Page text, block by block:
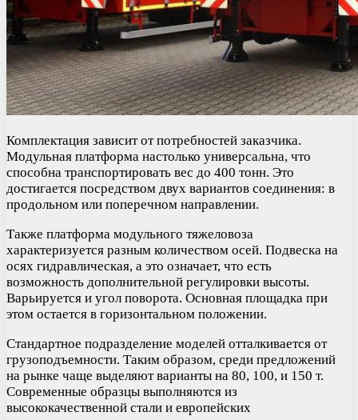
Комплектация зависит от потребностей заказчика.
Модульная платформа настолько универсальна, что
способна транспортировать вес до 400 тонн. Это
достигается посредством двух вариантов соединения: в
продольном или поперечном направлении.
Также платформа модульного тяжеловоза
характеризуется разным количеством осей. Подвеска на
осях гидравлическая, а это означает, что есть
возможность дополнительной регулировки высоты.
Варьируется и угол поворота. Основная площадка при
этом остается в горизонтальном положении.
Стандартное подразделение моделей отталкивается от
грузоподъемности. Таким образом, среди предложений
на рынке чаще выделяют варианты на 80, 100, и 150 т.
Современные образцы выполняются из
высококачественной стали и европейских